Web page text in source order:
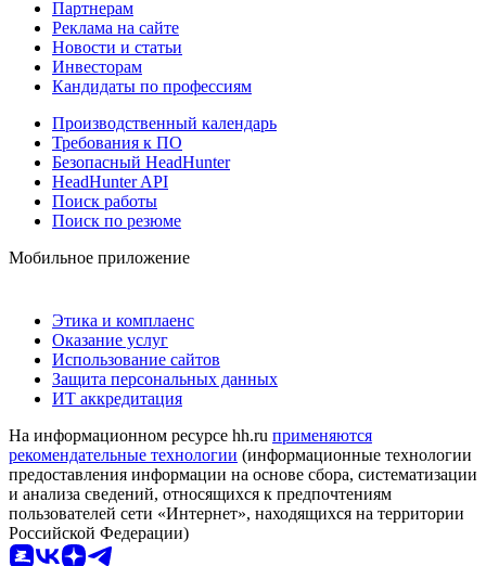
Партнерам
Реклама на сайте
Новости и статьи
Инвесторам
Кандидаты по профессиям
Производственный календарь
Требования к ПО
Безопасный HeadHunter
HeadHunter API
Поиск работы
Поиск по резюме
Мобильное приложение
Этика и комплаенс
Оказание услуг
Использование сайтов
Защита персональных данных
ИТ аккредитация
На информационном ресурсе hh.ru применяются
рекомендательные технологии (информационные технологии
предоставления информации на основе сбора, систематизации
и анализа сведений, относящихся к предпочтениям
пользователей сети «Интернет», находящихся на территории
Российской Федерации)